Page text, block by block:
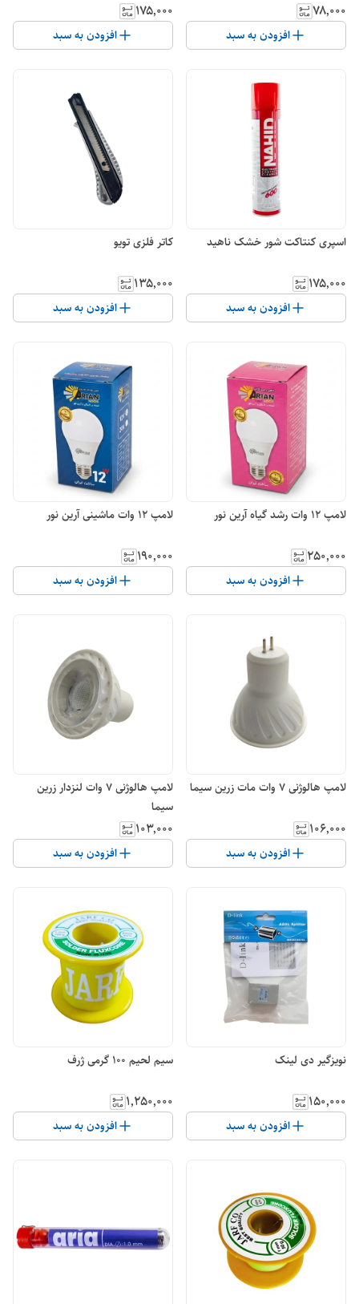
۷۸٬۰۰۰
افزودن به سبد
۱۷۵٬۰۰۰
افزودن به سبد
اسپری کنتاکت شور خشک ناهید
۱۷۵٬۰۰۰
افزودن به سبد
کاتر فلزی تویو
۱۳۵٬۰۰۰
افزودن به سبد
لامپ 12 وات رشد گیاه آرین نور
۲۵۰٬۰۰۰
افزودن به سبد
لامپ 12 وات ماشینی آرین نور
۱۹۰٬۰۰۰
افزودن به سبد
لامپ هالوژنی 7 وات مات زرین سیما
۱۰۶٬۰۰۰
افزودن به سبد
لامپ هالوژنی 7 وات لنزدار زرین
سیما
۱۰۳٬۰۰۰
افزودن به سبد
نویزگیر دی لینک
۱۵۰٬۰۰۰
افزودن به سبد
سیم لحیم 100 گرمی ژرف
۱٬۲۵۰٬۰۰۰
افزودن به سبد